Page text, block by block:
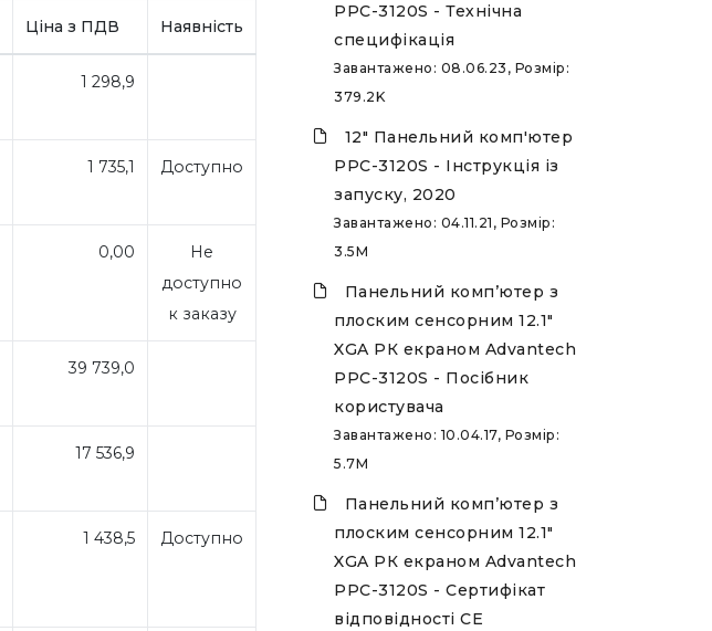
Ціна з ПДВ Наявність
1 298,9
1 735,1 Доступно
0,00
Не
доступно
к заказу
39 739,0
17 536,9
1 438,5 Доступно
PPC-3120S - Технічна
специфікація
Завантажено: 08.06.23, Розмір:
379.2K
12" Панельний комп'ютер
PPC-3120S - Інструкція із
запуску, 2020
Завантажено: 04.11.21, Розмір:
3.5M
Панельний комп’ютер з
плоским сенсорним 12.1"
XGA РК екраном Advantech
PPC-3120S - Посібник
користувача
Завантажено: 10.04.17, Розмір:
5.7M
Панельний комп’ютер з
плоским сенсорним 12.1"
XGA РК екраном Advantech
PPC-3120S - Сертифікат
відповідності CE